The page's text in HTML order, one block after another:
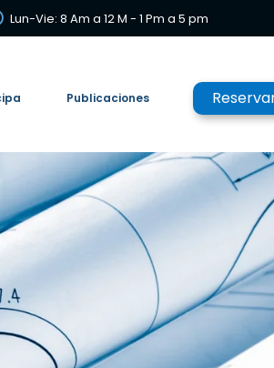
Lun-Vie: 8 Am a 12 M - 1 Pm a 5 pm
Publicaciones